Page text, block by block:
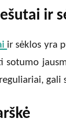
ir
ir sėklos yra
sotumo
gali